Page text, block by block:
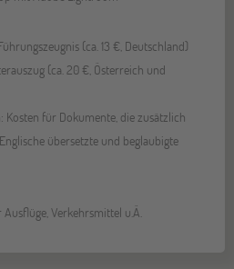
(ca. 13 €, Deutschland)
(ca. 20 €, Österreich und
Kosten für Dokumente, die zusätzlich
übersetzte und beglaubigte
Verkehrsmittel u.Ä.